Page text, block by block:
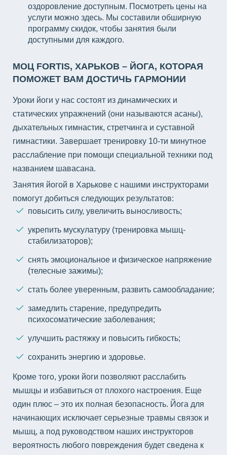
оздоровление доступным. Посмотреть цены на
услуги можно здесь. Мы составили обширную
программу скидок, чтобы занятия были
доступными для каждого.
МОЦ FORTIS, ХАРЬКОВ – ЙОГА, КОТОРАЯ
ПОМОЖЕТ ВАМ ДОСТИЧЬ ГАРМОНИИ
Уроки йоги у нас состоят из динамических и
статических упражнений (они называются асаны),
дыхательных гимнастик, стретчинга и суставной
гимнастики. Завершает тренировку 10-ти минутное
расслабление при помощи специальной техники под
названием шавасана.
Занятия йогой в Харькове c нашими инструкторами
помогут добиться следующих результатов:
повысить силу, увеличить выносливость;
укрепить мускулатуру (тренировка мышц-
стабилизаторов);
снять эмоциональное и физическое напряжение
(телесные зажимы);
стать более уверенным, развить самообладание;
замедлить старение, предупредить
психосоматические заболевания;
улучшить растяжку и повысить гибкость;
сохранить энергию и здоровье.
Кроме того, уроки йоги позволяют расслабить
мышцы и избавиться от плохого настроения. Еще
один плюс – это их полная безопасность. Йога для
начинающих исключает серьезные травмы связок и
мышц, а под руководством наших инструкторов
вероятность любого повреждения будет сведена к